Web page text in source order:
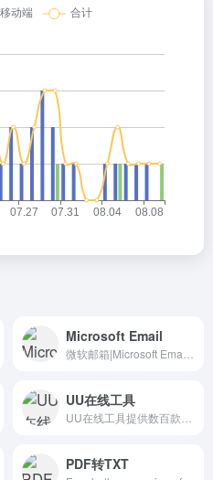
Microsoft Email
UU在线工具
PDF转TXT